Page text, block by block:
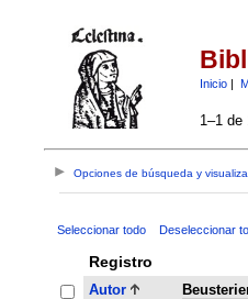
Inicio|
1–1 de
Opciones de búsqueda y
Seleccionar todo Deseleccionar
Registro
Autor